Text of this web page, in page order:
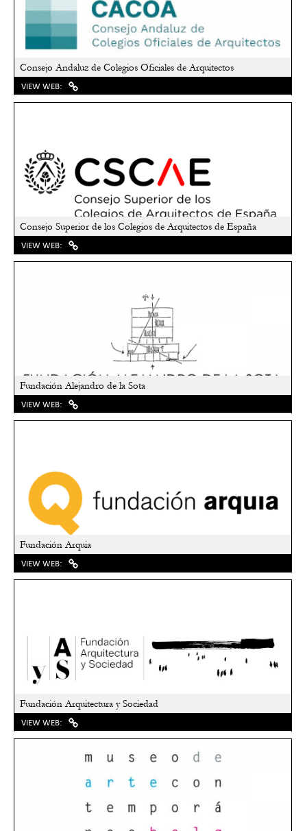
Consejo Andaluz de Colegios Oficiales de Arquitectos
VIEW WEB:
Consejo Superior de los Colegios de Arquitectos de España
VIEW WEB:
Fundación Alejandro de la Sota
VIEW WEB:
Fundación Arquia
VIEW WEB:
Fundación Arquitectura y Sociedad
VIEW WEB: